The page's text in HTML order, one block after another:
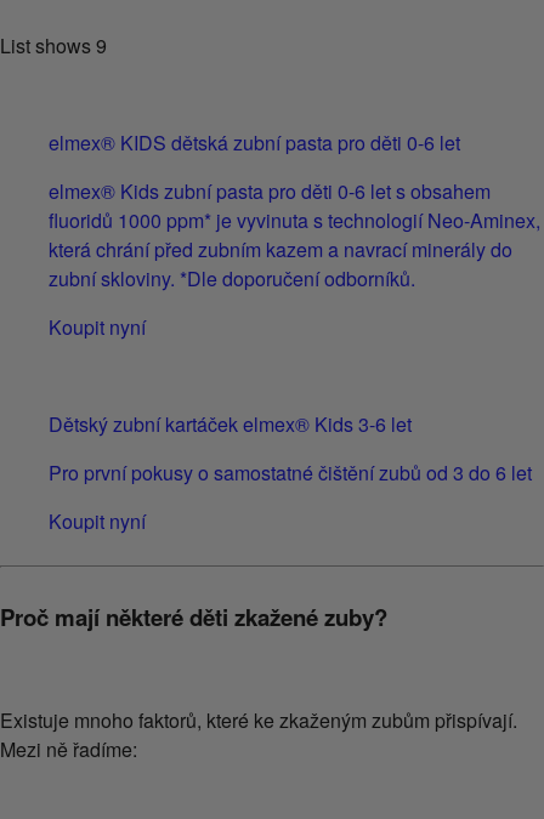
List shows9
elmex® KIDS dětská zubní pasta pro děti 0-6 let
elmex® Kids zubní pasta pro děti 0-6 let s obsahem
fluoridů 1000 ppm* je vyvinuta s technologií Neo-Aminex,
která chrání před zubním kazem a navrací minerály do
zubní skloviny. *Dle doporučení odborníků.
Koupit nyní
Dětský zubní kartáček elmex® Kids 3-6 let
Pro první pokusy o samostatné čištění zubů od 3 do 6 let
Koupit nyní
Proč mají některé děti zkažené zuby?
Existuje mnoho faktorů, které ke zkaženým zubům přispívají.
Mezi ně řadíme: